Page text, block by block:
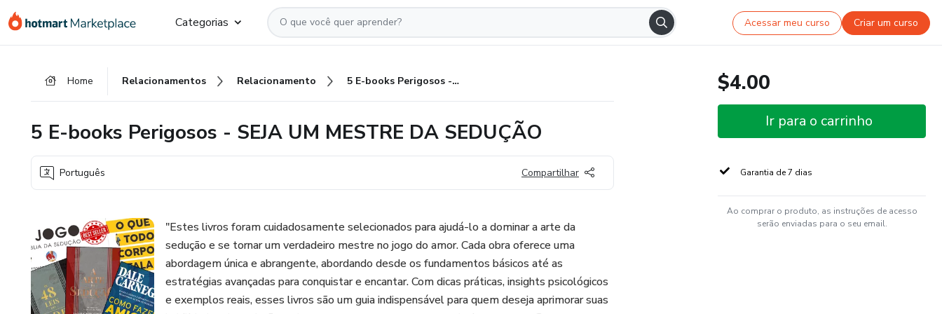
para
para
para
Categorias Acessar meu curso Criar um curso
Home Relacionamentos Relacionamento 5 E-books Perigosos - SEJA UM MESTRE DA SEDUÇÃO
5 E-books Perigosos - SEJA UM MESTRE DA SEDUÇÃO
Português Compartilhar
"Estes livros foram cuidadosamente selecionados para ajudá-lo a dominar a arte da
sedução e se tornar um verdadeiro mestre no jogo do amor. Cada obra oferece uma
abordagem única e abrangente, abordando desde os fundamentos básicos até as
estratégias avançadas para conquistar e encantar. Com dicas práticas, insights psicológicos
e exemplos reais, esses livros são um guia indispensável para quem deseja aprimorar suas
$4.00
Ir para o carrinho
Garantia de 7 dias
Ao comprar o produto, as instruções de acesso
serão enviadas para o seu email.